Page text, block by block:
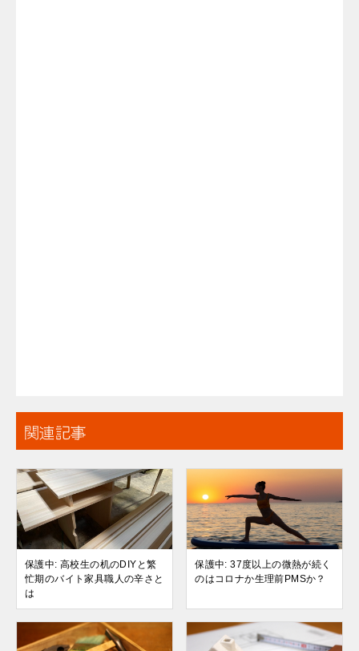
関連記事
保護中: 高校生の机のDIYと繁
忙期のバイト家具職人の辛さと
は
保護中: 37度以上の微熱が続く
のはコロナか生理前PMSか？